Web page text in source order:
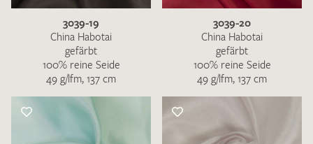
3039-19
China Habotai
gefärbt
100% reine Seide
49 g/lfm, 137 cm
3039-20
China Habotai
gefärbt
100% reine Seide
49 g/lfm, 137 cm